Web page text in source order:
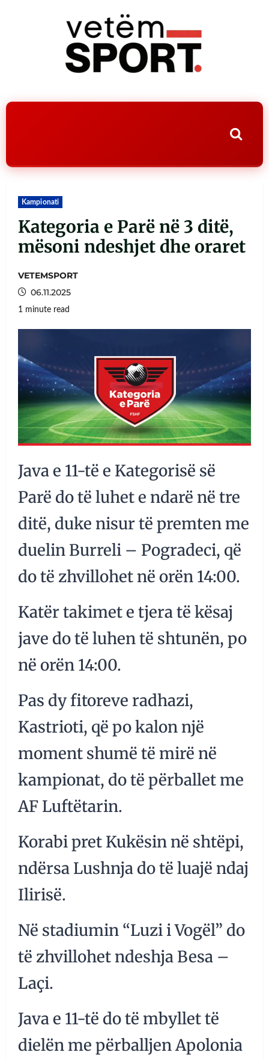
Kampionati
Kategoria e Parë në 3 ditë,
mësoni ndeshjet dhe oraret
VETEMSPORT
06.11.2025
1 minute read
Java e 11-të e Kategorisë së
Parë do të luhet e ndarë në tre
ditë, duke nisur të premten me
duelin Burreli – Pogradeci, që
do të zhvillohet në orën 14:00.
Katër takimet e tjera të kësaj
jave do të luhen të shtunën, po
në orën 14:00.
Pas dy fitoreve radhazi,
Kastrioti, që po kalon një
moment shumë të mirë në
kampionat, do të përballet me
AF Luftëtarin.
Korabi pret Kukësin në shtëpi,
ndërsa Lushnja do të luajë ndaj
Ilirisë.
Në stadiumin “Luzi i Vogël” do
të zhvillohet ndeshja Besa –
Laçi.
Java e 11-të do të mbyllet të
dielën me përballjen Apolonia